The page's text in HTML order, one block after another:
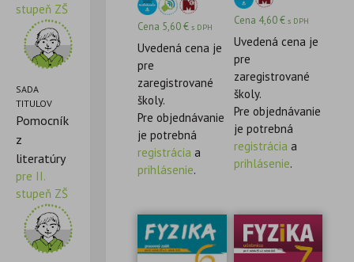
stupeň ZŠ
SADA
TITULOV
Pomocník
z
literatúry
pre II.
stupeň ZŠ
Cena 5,60€ s DPH
Uvedená cena je
pre
zaregistrované
školy.
Pre objednávanie
je potrebná
registrácia a
prihlásenie.
Cena 4,60€ s DPH
Uvedená cena je
pre
zaregistrované
školy.
Pre objednávanie
je potrebná
registrácia a
prihlásenie.